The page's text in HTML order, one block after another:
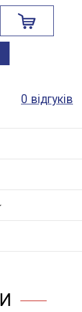
0 відгуків
мм.
плита